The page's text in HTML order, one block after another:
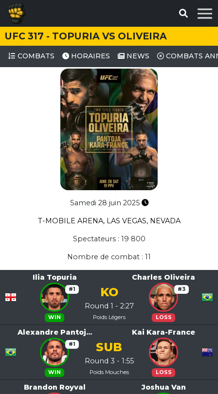
UFC 317 - TOPURIA VS OLIVEIRA
COMBATS HORAIRES NEWS COMBATS
Samedi 28 juin 2025
T-MOBILE ARENA, LAS VEGAS, NEVADA
Spectateurs : 19 800
Nombre de combat : 11
Ilia Topuria
#1
WIN
Charles Oliveira
#3
LOSS
KO
Round 1 - 2:27
Poids Légers
Alexandre Pantoj...
#1
WIN
Kai Kara-France
LOSS
SUB
Round 3 - 1:55
Poids Mouches
Brandon Royval Joshua Van